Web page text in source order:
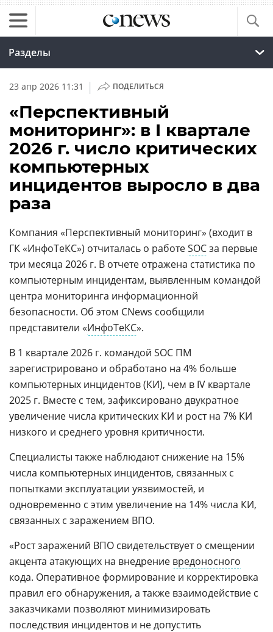
Разделы
23 апр 2026 11:31 | ПОДЕЛИТЬСЯ
«Перспективный
мониторинг»: в I квартале
2026 г. число критических
компьютерных
инцидентов выросло в два
раза
Компания «Перспективный мониторинг» (входит в
ГК «ИнфоТеКС») отчиталась о работеSOCза первые
три месяца 2026 г. В отчете отражена статистика по
компьютерным инцидентам, выявленным командой
центра мониторинга информационной
безопасности. Об этом CNews сообщили
представители «ИнфоТеКС».
В 1 квартале 2026 г. командой SOC ПМ
зарегистрировано и обработано на 4% больше
компьютерных инцидентов (КИ), чем в IV квартале
2025 г. Вместе с тем, зафиксировано двукратное
увеличение числа критических КИ и рост на 7% КИ
низкого и среднего уровня критичности.
Специалисты также наблюдают снижение на 15%
числа компьютерных инцидентов, связанных с
попытками эксплуатации уязвимостей, и
одновременно с этим увеличение на 14% числа КИ,
связанных с заражением ВПО.
«Рост заражений ВПО свидетельствует о смещении
акцента атакующих на внедрение вредоносного
кода. Оперативное формирование и корректировка
правил его обнаружения, а также взаимодействие с
заказчиками позволяют минимизировать
последствия инцидентов и не допустить